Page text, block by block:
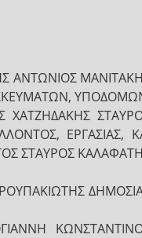
ΑΝΤΩΝΙΟΣ
ΕΡΓΑΣΙΑΣ,
ΣΤΑΥΡΟΣ